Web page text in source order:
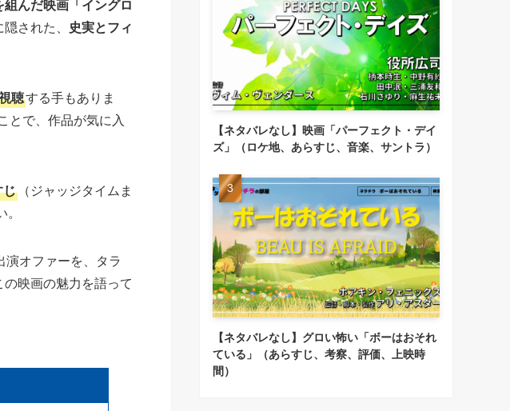
んだ映画「イングロ
された、 史実とフィ
聴する手もありま
とで、作品が気に入
じ （ジャッジタイムま
オファーを、タラ
映画の魅力を語って
【ネタバレなし】映画「パーフェクト・デイ
ズ」（ロケ地、あらすじ、音楽、サントラ）
【ネタバレなし】グロい怖い「ボーはおそれ
ている」（あらすじ、考察、評価、上映時
間）